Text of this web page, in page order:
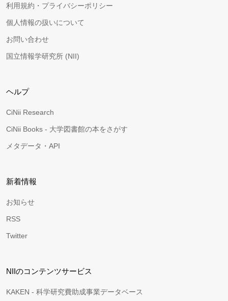
利用規約・プライバシーポリシー
個人情報の扱いについて
お問い合わせ
国立情報学研究所 (NII)
ヘルプ
CiNii Research
CiNii Books - 大学図書館の本をさがす
メタデータ・API
新着情報
お知らせ
RSS
Twitter
NIIのコンテンツサービス
KAKEN - 科学研究費助成事業データベース